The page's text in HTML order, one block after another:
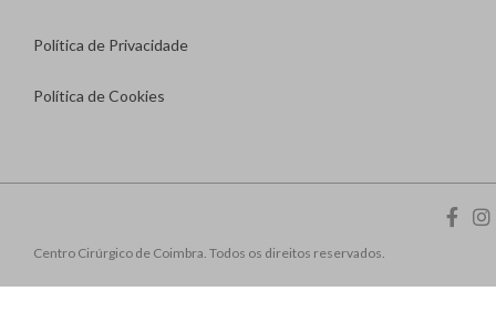
Política de Privacidade
Política de Cookies
Centro Cirúrgico de Coimbra. Todos os direitos reservados.